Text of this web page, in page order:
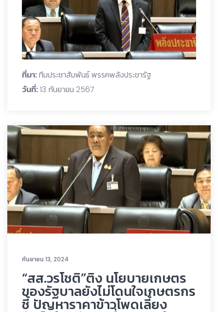
ที่มา:ทีมประชาสัมพันธ์ พรรคพลังประชารัฐ
วันที่:13 กันยายน 2567
กันยายน 13, 2024
“สส.วรโชติ”ติง นโยบายเกษตร
ของรัฐบาลยังไม่โดนใจเกษตรกร
ชี้ ปัญหาราคาข้าวโพดเลี้ยง